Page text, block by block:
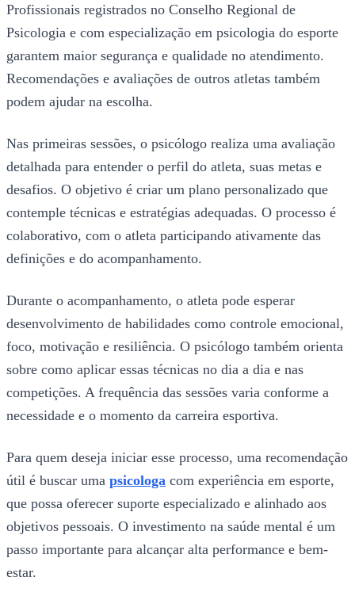
Profissionais registrados no Conselho Regional de
Psicologia e com especialização em psicologia do esporte
garantem maior segurança e qualidade no atendimento.
Recomendações e avaliações de outros atletas também
podem ajudar na escolha.
Nas primeiras sessões, o psicólogo realiza uma avaliação
detalhada para entender o perfil do atleta, suas metas e
desafios. O objetivo é criar um plano personalizado que
contemple técnicas e estratégias adequadas. O processo é
colaborativo, com o atleta participando ativamente das
definições e do acompanhamento.
Durante o acompanhamento, o atleta pode esperar
desenvolvimento de habilidades como controle emocional,
foco, motivação e resiliência. O psicólogo também orienta
sobre como aplicar essas técnicas no dia a dia e nas
competições. A frequência das sessões varia conforme a
necessidade e o momento da carreira esportiva.
Para quem deseja iniciar esse processo, uma recomendação
útil é buscar uma psicologa com experiência em esporte,
que possa oferecer suporte especializado e alinhado aos
objetivos pessoais. O investimento na saúde mental é um
passo importante para alcançar alta performance e bem-
estar.